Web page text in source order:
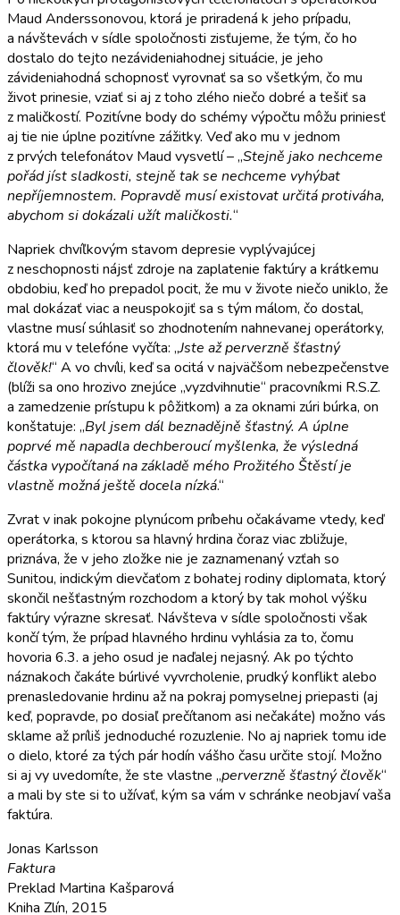
Maud Anderssonovou, ktorá je priradená k jeho prípadu,
a návštevách v sídle spoločnosti zisťujeme, že tým, čo ho
dostalo do tejto nezávideniahodnej situácie, je jeho
závideniahodná schopnosť vyrovnať sa so všetkým, čo mu
život prinesie, vziať si aj z toho zlého niečo dobré a tešiť sa
z maličkostí. Pozitívne body do schémy výpočtu môžu priniesť
aj tie nie úplne pozitívne zážitky. Veď ako mu v jednom
z prvých telefonátov Maud vysvetlí – „Stejně jako nechceme
pořád jíst sladkosti, stejně tak se nechceme vyhýbat
nepříjemnostem. Popravdě musí existovat určitá protiváha,
abychom si dokázali užít maličkosti.“
Napriek chvíľkovým stavom depresie vyplývajúcej
z neschopnosti nájsť zdroje na zaplatenie faktúry a krátkemu
obdobiu, keď ho prepadol pocit, že mu v živote niečo uniklo, že
mal dokázať viac a neuspokojiť sa s tým málom, čo dostal,
vlastne musí súhlasiť so zhodnotením nahnevanej operátorky,
ktorá mu v telefóne vyčíta: „Jste až perverzně šťastný
člověk!“ A vo chvíli, keď sa ocitá v najväčšom nebezpečenstve
(blíži sa ono hrozivo znejúce „vyzdvihnutie“ pracovníkmi R.S.Z.
a zamedzenie prístupu k pôžitkom) a za oknami zúri búrka, on
konštatuje: „Byl jsem dál beznadějně šťastný. A úplne
poprvé mě napadla dechberoucí myšlenka, že výsledná
částka vypočítaná na základě mého Prožitého Štěstí je
vlastně možná ještě docela nízká.“
Zvrat v inak pokojne plynúcom príbehu očakávame vtedy, keď
operátorka, s ktorou sa hlavný hrdina čoraz viac zbližuje,
priznáva, že v jeho zložke nie je zaznamenaný vzťah so
Sunitou, indickým dievčaťom z bohatej rodiny diplomata, ktorý
skončil nešťastným rozchodom a ktorý by tak mohol výšku
faktúry výrazne skresať. Návšteva v sídle spoločnosti však
končí tým, že prípad hlavného hrdinu vyhlásia za to, čomu
hovoria 6.3. a jeho osud je naďalej nejasný. Ak po týchto
náznakoch čakáte búrlivé vyvrcholenie, prudký konflikt alebo
prenasledovanie hrdinu až na pokraj pomyselnej priepasti (aj
keď, popravde, po dosiaľ prečítanom asi nečakáte) možno vás
sklame až príliš jednoduché rozuzlenie. No aj napriek tomu ide
o dielo, ktoré za tých pár hodín vášho času určite stojí. Možno
si aj vy uvedomíte, že ste vlastne „perverzně šťastný člověk“
a mali by ste si to užívať, kým sa vám v schránke neobjaví vaša
faktúra.
Jonas Karlsson
Faktura
Preklad Martina Kašparová
Kniha Zlín, 2015